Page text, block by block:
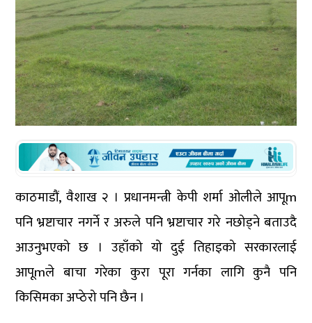
काठमाडौं, वैशाख २ । प्रधानमन्त्री केपी शर्मा ओलीले आपूm
पनि भ्रष्टाचार नगर्ने र अरुले पनि भ्रष्टाचार गरे नछोड्ने बताउदै
आउनुभएको छ । उहाँको यो दुई तिहाइको सरकारलाई
आपूmले बाचा गरेका कुरा पूरा गर्नका लागि कुनै पनि
किसिमका अप्ठेरो पनि छैन ।